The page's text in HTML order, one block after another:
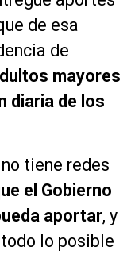
de esa
de
mayores
diaria de los
tiene redes
el Gobierno
aportar, y
lo posible